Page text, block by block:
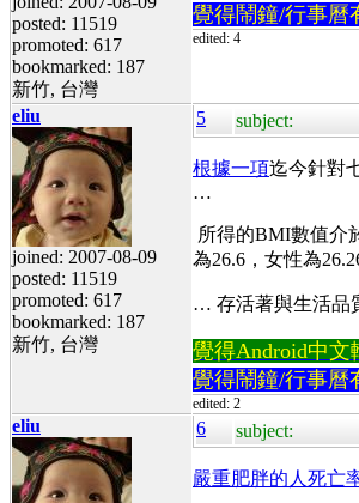
posted: 11519
promoted: 617
bookmarked: 187
新竹, 台灣
覺得鬧鐘/行事曆
edited: 4
eliu
joined: 2007-08-09
posted: 11519
promoted: 617
bookmarked: 187
新竹, 台灣
5 subject:
根據一項迄今針對
…
所得的BMI數值介
為26.6，女性為
… 存活著與生活品
覺得Android中
覺得鬧鐘/行事曆
edited: 2
eliu 6 subject:
嚴重肥胖的人死亡